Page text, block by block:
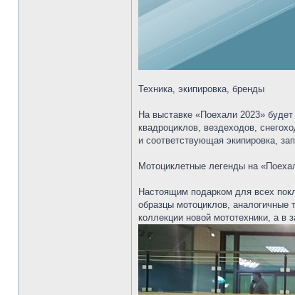
Техника, экипировка, бренды
На выставке «Поехали 2023»
квадроциклов, вездеходов,
и соответствующая экипировка,
Мотоциклетные легенды на
Настоящим подарком для всех
образцы мотоциклов,
коллекции новой мототехники, а в